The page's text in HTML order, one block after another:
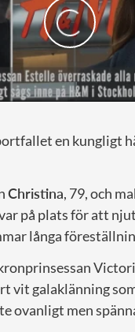
en kungligt
Christina, 79, och
på plats för att
långa
vit galaklänning
ovanligt men